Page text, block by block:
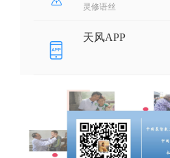
灵修语丝
天风APP